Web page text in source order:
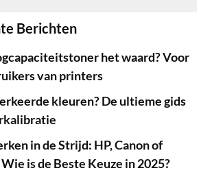
Berichten
het waard? Voor
van printers
kleuren? De ultieme gids
in de Strijd: HP, Canon of
is de Beste Keuze in 2025?